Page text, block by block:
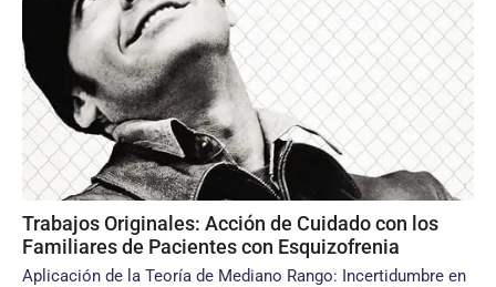
Trabajos Originales: Acción de Cuidado con los
Familiares de Pacientes con Esquizofrenia
Aplicación de la Teoría de Mediano Rango: Incertidumbre en